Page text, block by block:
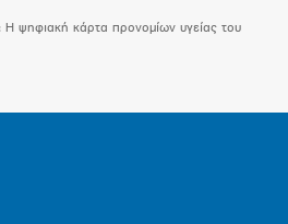
H ψηφιακή κάρτα προνομίων υγείας του